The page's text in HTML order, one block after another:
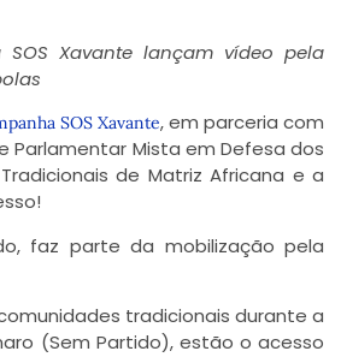
SOS Xavante lançam vídeo pela
SOS Xavante, em parceria com
Parlamentar Mista em Defesa dos
de Matriz Africana e a
faz parte da mobilização pela
tradicionais durante a
(Sem Partido), estão o acesso